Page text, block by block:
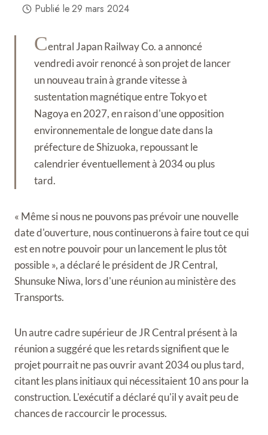
Publié le29 mars 2024
Central Japan Railway Co. a annoncé
vendredi avoir renoncé à son projet de lancer
un nouveau train à grande vitesse à
sustentation magnétique entre Tokyo et
Nagoya en 2027, en raison d'une opposition
environnementale de longue date dans la
préfecture de Shizuoka, repoussant le
calendrier éventuellement à 2034 ou plus
tard.
« Même si nous ne pouvons pas prévoir une nouvelle
date d'ouverture, nous continuerons à faire tout ce qui
est en notre pouvoir pour un lancement le plus tôt
possible », a déclaré le président de JR Central,
Shunsuke Niwa, lors d'une réunion au ministère des
Transports.
Un autre cadre supérieur de JR Central présent à la
réunion a suggéré que les retards signifient que le
projet pourrait ne pas ouvrir avant 2034 ou plus tard,
citant les plans initiaux qui nécessitaient 10 ans pour la
construction. L'exécutif a déclaré qu'il y avait peu de
chances de raccourcir le processus.